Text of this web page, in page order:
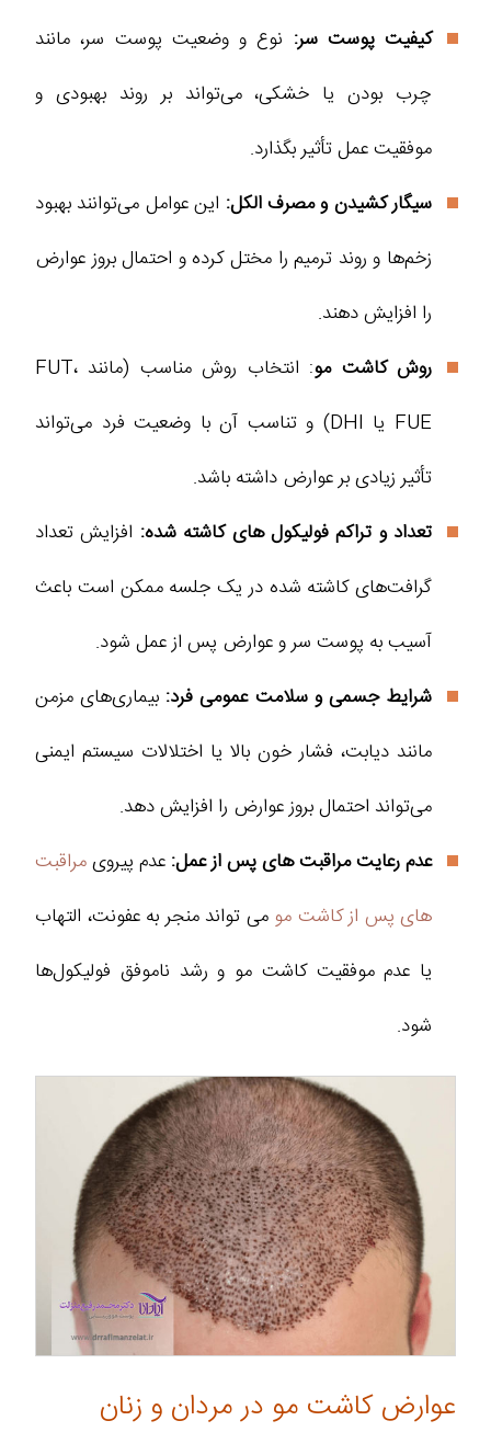
کیفیت پوست سر: نوع و وضعیت پوست سر، مانند
چرب بودن یا خشکی، می‌تواند بر روند بهبودی و
موفقیت عمل تأثیر بگذارد.
سیگار کشیدن و مصرف الکل: این عوامل می‌توانند بهبود
زخم‌ها و روند ترمیم را مختل کرده و احتمال بروز عوارض
را افزایش دهند.
روش کاشت مو
: انتخاب روش مناسب (مانند FUT،
FUE یا DHI) و تناسب آن با وضعیت فرد می‌تواند
تأثیر زیادی بر عوارض داشته باشد.
تعداد و تراکم فولیکول‌ های کاشته شده: افزایش تعداد
گرافت‌های کاشته شده در یک جلسه ممکن است باعث
آسیب به پوست سر و عوارض پس از عمل شود.
شرایط جسمی و سلامت عمومی فرد: بیماری‌های مزمن
مانند دیابت، فشار خون بالا یا اختلالات سیستم ایمنی
می‌تواند احتمال بروز عوارض را افزایش دهد.
عدم رعایت مراقبت‌ های پس از عمل: عدم پیرویمراقبت
های پس از کاشت مو می‌ تواند منجر به عفونت، التهاب
یا عدم موفقیت کاشت مو و رشد ناموفق فولیکول‌ها
شود.
عوارض کاشت مو در مردان و زنان